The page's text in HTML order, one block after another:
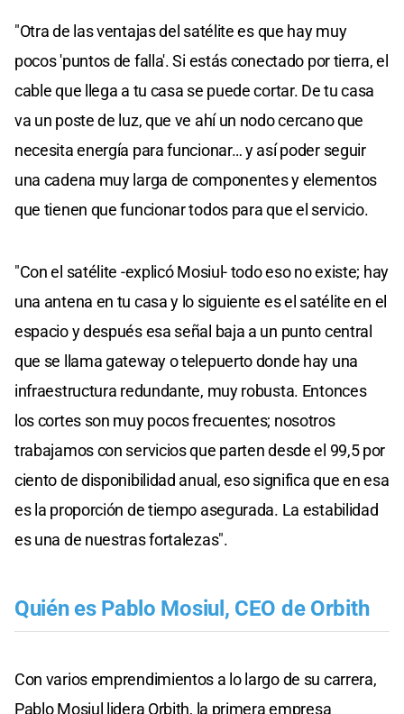
"Otra de las ventajas del satélite es que hay muy
pocos 'puntos de falla'. Si estás conectado por tierra, el
cable que llega a tu casa se puede cortar. De tu casa
va un poste de luz, que ve ahí un nodo cercano que
necesita energía para funcionar… y así poder seguir
una cadena muy larga de componentes y elementos
que tienen que funcionar todos para que el servicio.
"Con el satélite -explicó Mosiul- todo eso no existe; hay
una antena en tu casa y lo siguiente es el satélite en el
espacio y después esa señal baja a un punto central
que se llama gateway o telepuerto donde hay una
infraestructura redundante, muy robusta. Entonces
los cortes son muy pocos frecuentes; nosotros
trabajamos con servicios que parten desde el 99,5 por
ciento de disponibilidad anual, eso significa que en esa
es la proporción de tiempo asegurada. La estabilidad
es una de nuestras fortalezas".
Quién es Pablo Mosiul, CEO de Orbith
Con varios emprendimientos a lo largo de su carrera,
Pablo Mosiul lidera Orbith, la primera empresa